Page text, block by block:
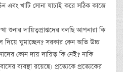
এবং খাটি সোনা যাচাই করে সঠিক কাজে
দায়িত্বপ্রাপ্তদের বলছি আপনারা কি
ঘুমাচ্ছেন? সরকার কেন অতি উচ্চ
কোন দায় দায়িত্ব কি নেই? নাকি
ব্যবস্থা রয়েছে। প্রত্যেকে প্রত্যেকের